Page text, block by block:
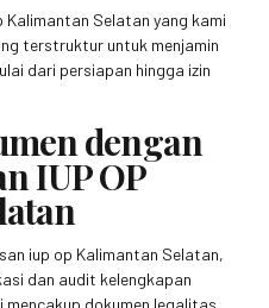
Kalimantan Selatan yang kami
terstruktur untuk menjamin
dari persiapan hingga izin
dengan
IUP OP
iup op Kalimantan Selatan,
dan audit kelengkapan